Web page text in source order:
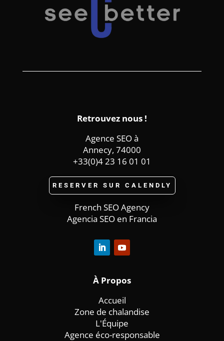
Retrouvez nous !
Agence SEO à
Annecy, 74000
+33(0)4 23 16 01 01
RESERVER SUR CALENDLY
French SEO Agency
Agencia SEO en Francia
À Propos
Accueil
Zone de chalandise
L'Équipe
Agence éco-responsable